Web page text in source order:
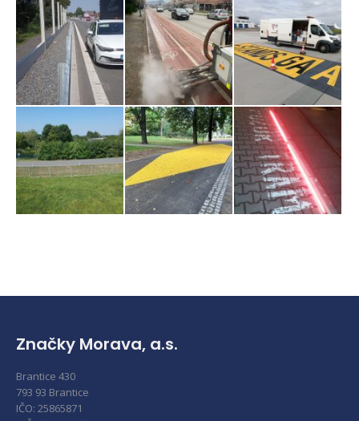
Značky Morava, a.s.
Brantice 430
793 93 Brantice
IČO: 25865871